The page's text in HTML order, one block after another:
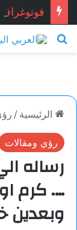
فوتوغرافيا
بحث عن
الرئيسية /
رؤي ومقالات
رساله
…. كرم
وبعدين